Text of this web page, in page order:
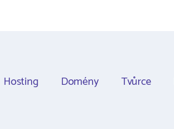
Hosting Domény Tvůrce